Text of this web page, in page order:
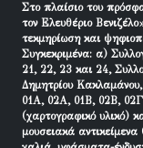
Στο πλαίσιο του
τον Ελευθέριο
τεκμηρίωση και
Συγκεκριμένα: α)
21, 22, 23 και 24,
Δημητρίου
01Α, 02Α, 01Β, 02Β,
(χαρτογραφικό υλικό)
μουσειακά